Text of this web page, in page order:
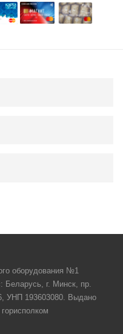
оборудования №1
г. Минск, пр.
УНП 193603080. Выдано